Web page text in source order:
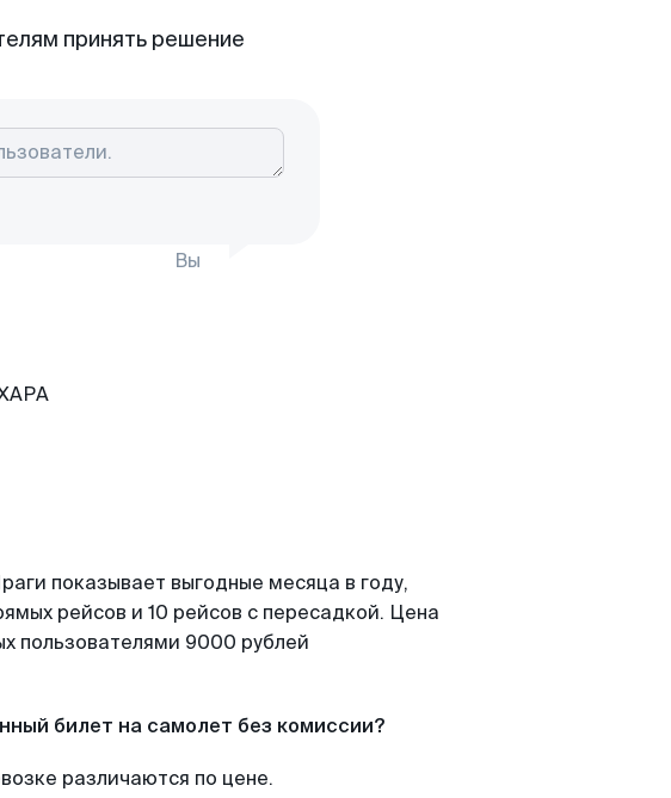
принять решение
Вы
показывает выгодные месяца в году,
рейсов и 10 рейсов с пересадкой. Цена
пользователями 9000 рублей
билет на самолет без комиссии?
различаются по цене.